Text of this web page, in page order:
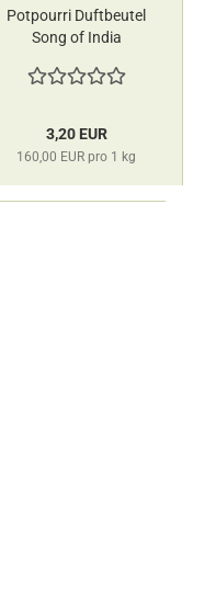
Potpourri Duftbeutel
Song of India
3,20 EUR
160,00 EUR pro 1 kg